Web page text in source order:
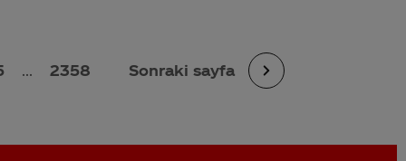
... 2358 Sonraki sayfa